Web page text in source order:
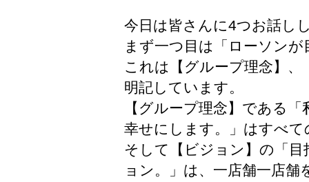
今日は皆さんに4つお話し
まず一つ目は「ローソン
これは【グループ理念】、
明記しています。
【グループ理念】である
幸せにします。」はすべ
そして【ビジョン】の「
ョン。」は、一店舗一店